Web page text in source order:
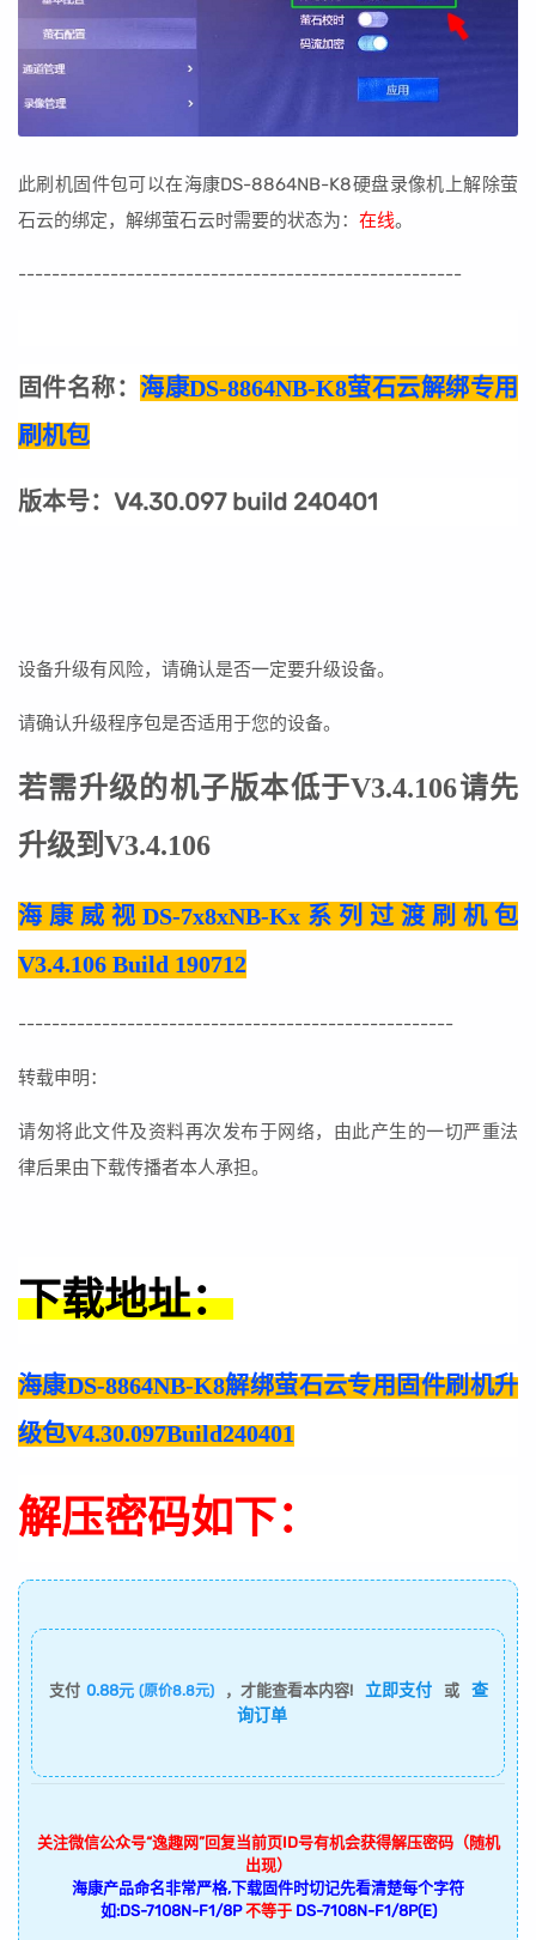
此刷机固件包可以在海康DS-8864NB-K8硬盘录像机上解除萤
石云的绑定，解绑萤石云时需要的状态为： 在线。
-----------------------------------------------------
固件名称：海康DS-8864NB-K8萤石云解绑专用
刷机包
版本号：V4.30.097 build 240401
设备升级有风险，请确认是否一定要升级设备。
请确认升级程序包是否适用于您的设备。
若需升级的机子版本低于V3.4.106请先
升级到 V3.4.106
海康威视DS-7x8xNB-Kx系列过渡刷机包
V3.4.106 Build 190712
----------------------------------------------------
转载申明：
请匆将此文件及资料再次发布于网络，由此产生的一切严重法
律后果由下载传播者本人承担。
下载地址：
海康DS-8864NB-K8解绑萤石云专用固件刷机升
级包V4.30.097Build240401
解压密码如下：
支付 0.88元 (原价8.8元) ，才能查看本内容! 立即支付 或
查
询订单
关注微信公众号“逸趣网”回复当前页ID号有机会获得解压密码（随机
出现）
海康产品命名非常严格,下载固件时切记先看清楚每个字符
如:DS-7108N-F1/8P 不等于 DS-7108N-F1/8P(E)